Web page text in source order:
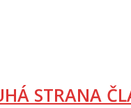
STRANA